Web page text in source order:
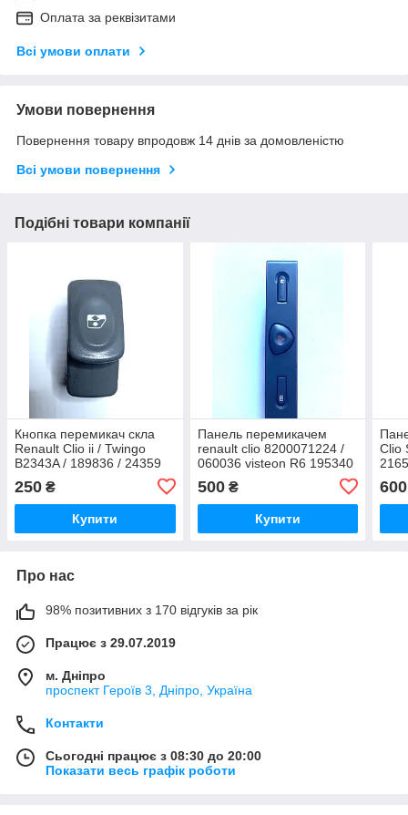
Оплата за реквізитами
Всі умови оплати
Умови повернення
Повернення товару впродовж 14 днів за домовленістю
Всі умови повернення
Подібні товари компанії
Кнопка перемикач скла
Renault Clio ii / Twingo
B2343A / 189836 / 24359
250 ₴
Купити
Панель перемикачем
renault clio 8200071224 /
060036 visteon R6 195340
500₴
Купити
Clio
600
Про нас
98% позитивних з 170 відгуків за рік
Працює з 29.07.2019
м. Дніпро
проспект Героїв 3, Дніпро, Україна
Контакти
Сьогодні працює з 08:30 до 20:00
Показати весь графік роботи